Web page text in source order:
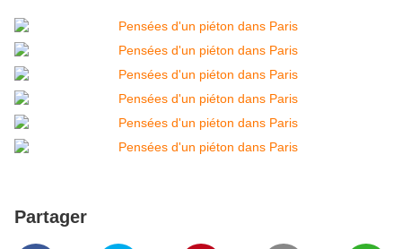
Partager